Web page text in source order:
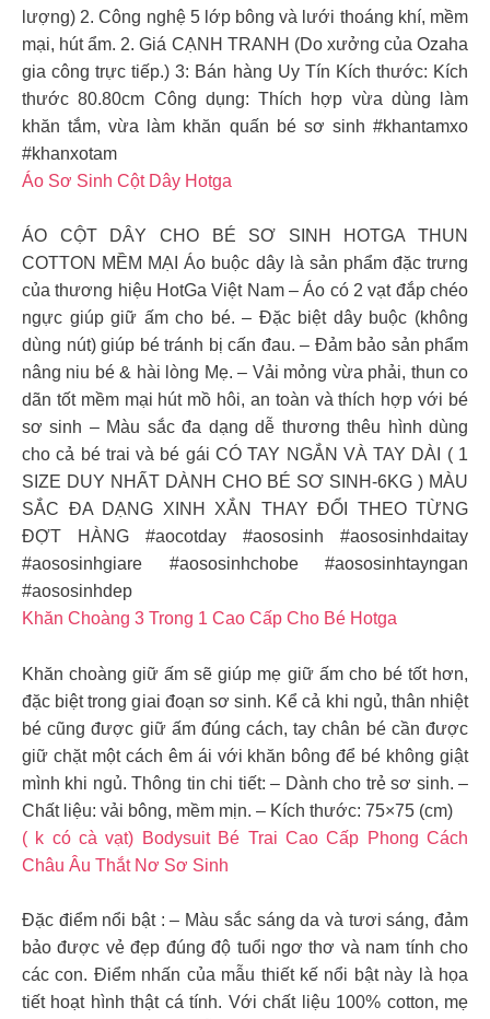
lượng) 2. Công nghệ 5 lớp bông và lưới thoáng khí, mềm
mại, hút ẩm. 2. Giá CẠNH TRANH (Do xưởng của Ozaha
gia công trực tiếp.) 3: Bán hàng Uy Tín Kích thước: Kích
thước 80.80cm Công dụng: Thích hợp vừa dùng làm
khăn tắm, vừa làm khăn quấn bé sơ sinh #khantamxo
#khanxotam
Áo Sơ Sinh Cột Dây Hotga
ÁO CỘT DÂY CHO BÉ SƠ SINH HOTGA THUN
COTTON MỀM MẠI Áo buộc dây là sản phẩm đặc trưng
của thương hiệu HotGa Việt Nam – Áo có 2 vạt đắp chéo
ngực giúp giữ ấm cho bé. – Đặc biệt dây buộc (không
dùng nút) giúp bé tránh bị cấn đau. – Đảm bảo sản phẩm
nâng niu bé & hài lòng Mẹ. – Vải mỏng vừa phải, thun co
dãn tốt mềm mại hút mồ hôi, an toàn và thích hợp với bé
sơ sinh – Màu sắc đa dạng dễ thương thêu hình dùng
cho cả bé trai và bé gái CÓ TAY NGẮN VÀ TAY DÀI ( 1
SIZE DUY NHẤT DÀNH CHO BÉ SƠ SINH-6KG ) MÀU
SẮC ĐA DẠNG XINH XẮN THAY ĐỔI THEO TỪNG
ĐỢT HÀNG #aocotday #aososinh #aososinhdaitay
#aososinhgiare #aososinhchobe #aososinhtayngan
#aososinhdep
Khăn Choàng 3 Trong 1 Cao Cấp Cho Bé Hotga
Khăn choàng giữ ấm sẽ giúp mẹ giữ ấm cho bé tốt hơn,
đặc biệt trong giai đoạn sơ sinh. Kể cả khi ngủ, thân nhiệt
bé cũng được giữ ấm đúng cách, tay chân bé cần được
giữ chặt một cách êm ái với khăn bông để bé không giật
mình khi ngủ. Thông tin chi tiết: – Dành cho trẻ sơ sinh. –
Chất liệu: vải bông, mềm mịn. – Kích thước: 75×75 (cm)
( k có cà vạt) Bodysuit Bé Trai Cao Cấp Phong Cách
Châu Âu Thắt Nơ Sơ Sinh
Đặc điểm nổi bật : – Màu sắc sáng da và tươi sáng, đảm
bảo được vẻ đẹp đúng độ tuổi ngơ thơ và nam tính cho
các con. Điểm nhấn của mẫu thiết kế nổi bật này là họa
tiết hoạt hình thật cá tính. Với chất liệu 100% cotton, mẹ